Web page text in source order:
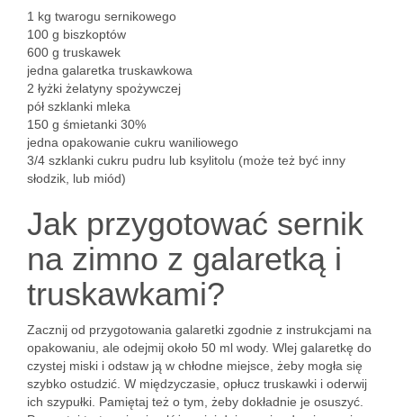
1 kg twarogu sernikowego
100 g biszkoptów
600 g truskawek
jedna galaretka truskawkowa
2 łyżki żelatyny spożywczej
pół szklanki mleka
150 g śmietanki 30%
jedna opakowanie cukru waniliowego
3/4 szklanki cukru pudru lub ksylitolu (może też być inny
słodzik, lub miód)
Jak przygotować sernik
na zimno z galaretką i
truskawkami?
Zacznij od przygotowania galaretki zgodnie z instrukcjami na
opakowaniu, ale odejmij około 50 ml wody. Wlej galaretkę do
czystej miski i odstaw ją w chłodne miejsce, żeby mogła się
szybko ostudzić. W międzyczasie, opłucz truskawki i oderwij
ich szypułki. Pamiętaj też o tym, żeby dokładnie je osuszyć.